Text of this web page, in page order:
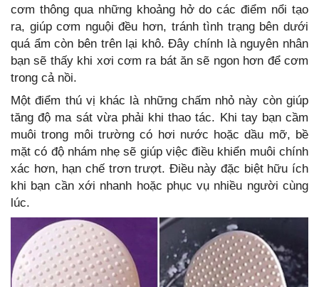
cơm thông qua những khoảng hở do các điểm nổi tạo
ra, giúp cơm nguội đều hơn, tránh tình trạng bên dưới
quá ẩm còn bên trên lại khô. Đây chính là nguyên nhân
bạn sẽ thấy khi xơi cơm ra bát ăn sẽ ngon hơn để cơm
trong cả nồi.
Một điểm thú vị khác là những chấm nhỏ này còn giúp
tăng độ ma sát vừa phải khi thao tác. Khi tay bạn cầm
muôi trong môi trường có hơi nước hoặc dầu mỡ, bề
mặt có độ nhám nhẹ sẽ giúp việc điều khiển muôi chính
xác hơn, hạn chế trơn trượt. Điều này đặc biệt hữu ích
khi bạn cần xới nhanh hoặc phục vụ nhiều người cùng
lúc.